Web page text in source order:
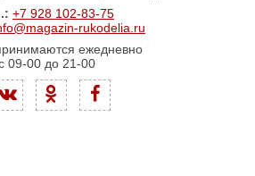
+7 928 102-83-75
rukodelia.ru
ежедневно
09-00 до 21-00